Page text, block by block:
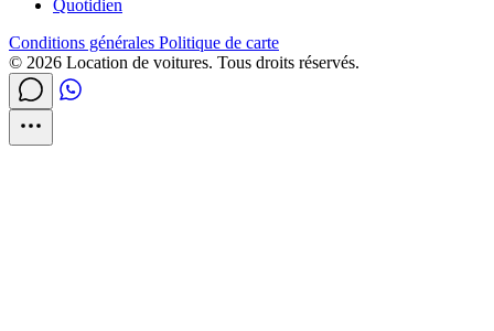
Quotidien
Conditions générales Politique de carte
© 2026 Location de voitures. Tous droits réservés.